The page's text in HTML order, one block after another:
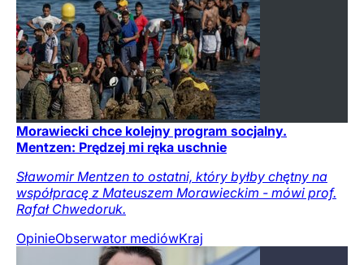
Morawiecki chce kolejny program socjalny.
Mentzen: Prędzej mi ręka uschnie
Sławomir Mentzen to ostatni, który byłby chętny na
współpracę z Mateuszem Morawieckim - mówi prof.
Rafał Chwedoruk.
OpinieObserwator mediówKraj